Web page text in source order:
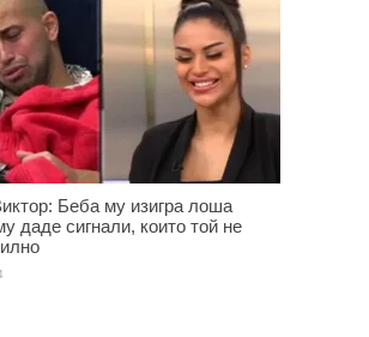
Беба му изигра лоша
даде сигнали, които той не